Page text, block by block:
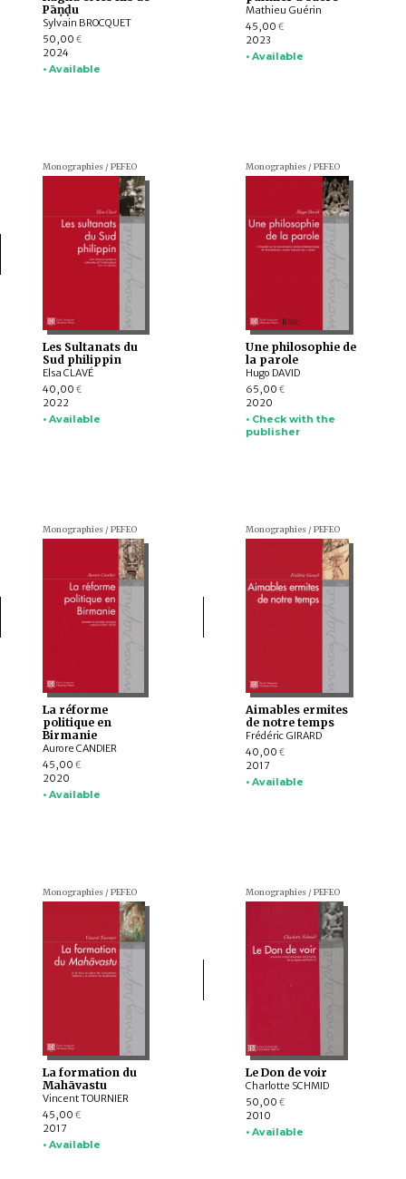
Pāṇḍu
Sylvain BROCQUET
50,00 €
2024
• Available
Mathieu Guérin
45,00 €
2023
• Available
Monographies / PEFEO
Les Sultanats du
Sud philippin
Elsa CLAVÉ
40,00 €
2022
• Available
Monographies / PEFEO
Une philosophie de
la parole
Hugo DAVID
65,00 €
2020
• Check with the
publisher
Monographies / PEFEO
La réforme
politique en
Birmanie
Aurore CANDIER
45,00 €
2020
• Available
Monographies / PEFEO
Aimables ermites
de notre temps
Frédéric GIRARD
40,00 €
2017
• Available
Monographies / PEFEO
La formation du
Mahāvastu
Vincent TOURNIER
45,00 €
2017
• Available
Monographies / PEFEO
Le Don de voir
Charlotte SCHMID
50,00 €
2010
• Available